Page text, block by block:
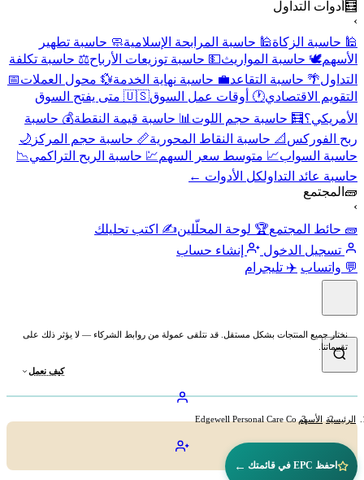
🧮أدوات التداول
🕌 حاسبة الزكاة🕌 حاسبة المرابحة الإسلامية🧼 حاسبة تطهير
الأسهم🕊️ حاسبة المواريث💵 حاسبة توزيعات الأرباح⚖️ حاسبة تكلفة
التداول 🌴 حاسبة التقاعد💼 حاسبة نهاية الخدمة💱 محول العملات📅
التقويم الاقتصادي🕐 أوقات عمل السوق
🇺🇸 متى يفتح السوق
الأمريكي؟🧮 حاسبة حجم اللوت📊 حاسبة قيمة النقطة💰 حاسبة
ربح الفوركس 📐 حاسبة النقاط المحورية📏 حاسبة حجم المركز 🌙
حاسبة السواب📈 متوسط سعر السهم💹 حاسبة الربح التراكمي 📉
حاسبة عائد التداولكل الأدوات ←
🧱المجتمع
🧱 حائط المجتمع🏆 لوحة المحلّلين✍️ اكتب تحليلك
تسجيل الدخول
إنشاء حساب
💬 واتساب ✈️ تليجرام
نختار جميع المنتجات بشكل مستقل. قد نتلقى عمولة من روابط الشركاء — لا يؤثر ذلك على
تقييماتنا.
كيف نعمل
الرئيسية الأسهم Edgewell Personal Care Co
احفظ EPC في قائمتك ←